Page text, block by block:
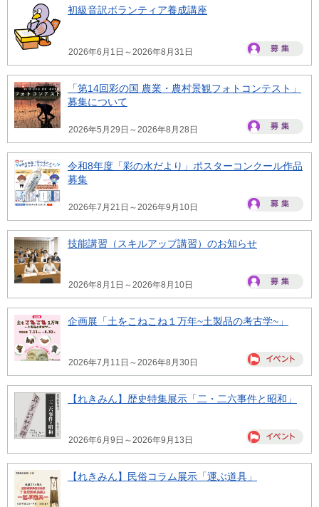
初級音訳ボランティア養成講座
2026年6月1日～2026年8月31日
「第14回彩の国 農業・農村景観フォトコンテスト」
募集について
2026年5月29日～2026年8月28日
令和8年度「彩の水だより」ポスターコンクール作品
募集
2026年7月21日～2026年9月10日
技能講習（スキルアップ講習）のお知らせ
2026年8月1日～2026年8月10日
企画展「土をこねこね１万年~土製品の考古学~」
2026年7月11日～2026年8月30日
【れきみん】歴史特集展示「二・二六事件と昭和」
2026年6月9日～2026年9月13日
【れきみん】民俗コラム展示「運ぶ道具」